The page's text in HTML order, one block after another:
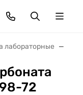
лабораторные
72